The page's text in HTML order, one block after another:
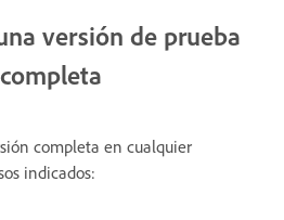
versión de prueba
completa en cualquier
indicados: